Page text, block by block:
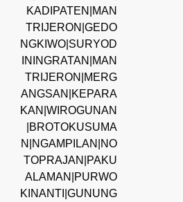
KADIPATEN|MAN
TRIJERON|GEDO
NGKIWO|SURYOD
ININGRATAN|MAN
TRIJERON|MERG
ANGSAN|KEPARA
KAN|WIROGUNAN
|BROTOKUSUMA
N|NGAMPILAN|NO
TOPRAJAN|PAKU
ALAMAN|PURWO
KINANTI|GUNUNG